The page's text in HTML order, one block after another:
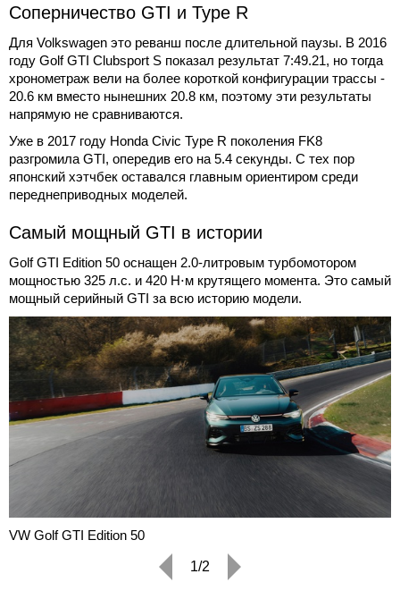
Соперничество GTI и Type R
Для Volkswagen это реванш после длительной паузы. В 2016
году Golf GTI Clubsport S показал результат 7:49.21, но тогда
хронометраж вели на более короткой конфигурации трассы -
20.6 км вместо нынешних 20.8 км, поэтому эти результаты
напрямую не сравниваются.
Уже в 2017 году Honda Civic Type R поколения FK8
разгромила GTI, опередив его на 5.4 секунды. С тех пор
японский хэтчбек оставался главным ориентиром среди
переднеприводных моделей.
Самый мощный GTI в истории
Golf GTI Edition 50 оснащен 2.0-литровым турбомотором
мощностью 325 л.с. и 420 Н⋅м крутящего момента. Это самый
мощный серийный GTI за всю историю модели.
VW Golf GTI Edition 50
1/2